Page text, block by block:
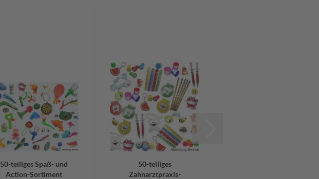
50-teiliges Spaß- und
Action-Sortiment
50-teiliges
Zahnarztpraxis-